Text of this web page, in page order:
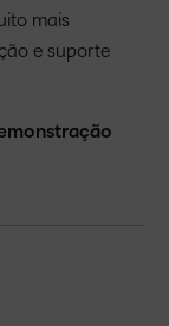
mais
e suporte